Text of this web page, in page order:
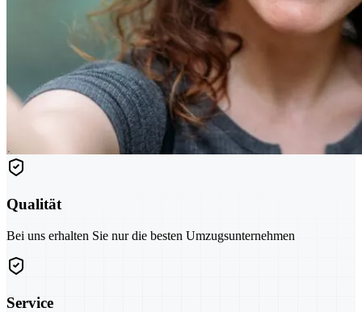
Qualität
Bei uns erhalten Sie nur die besten Umzugsunternehmen
Service